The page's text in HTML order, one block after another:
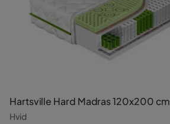
Hartsville Hard Madras 120x200 cm
Hvid